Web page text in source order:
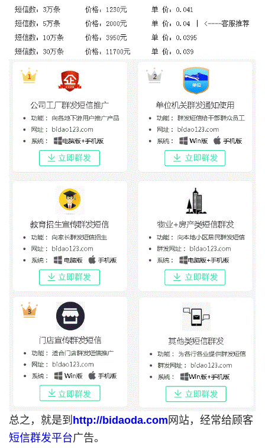
总之，就是到 http://bidaoda.com 网站，经常给顾客
短信群发平台广告。